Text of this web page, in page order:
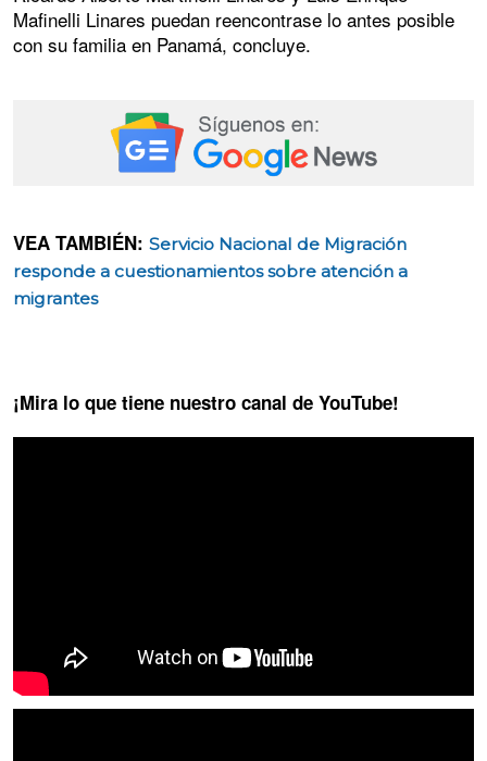
Mafinelli Linares puedan reencontrase lo antes posible
con su familia en Panamá, concluye.
VEA TAMBIÉN: Servicio Nacional de Migración
responde a cuestionamientos sobre atención a
migrantes
¡Mira lo que tiene nuestro canal de YouTube!